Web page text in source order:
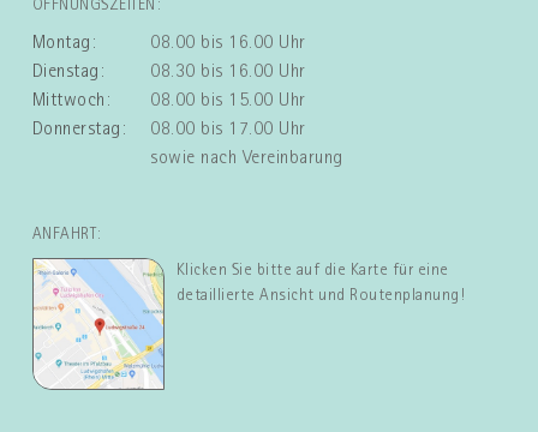
ÖFFNUNGSZEITEN:
Montag:
Dienstag:
Mittwoch:
Donnerstag:
08.00 bis 16.00 Uhr
08.30 bis 16.00 Uhr
08.00 bis 15.00 Uhr
08.00 bis 17.00 Uhr
sowie nach Vereinbarung
ANFAHRT:
Klicken Sie bitte auf die Karte für eine
detaillierte Ansicht und Routenplanung!